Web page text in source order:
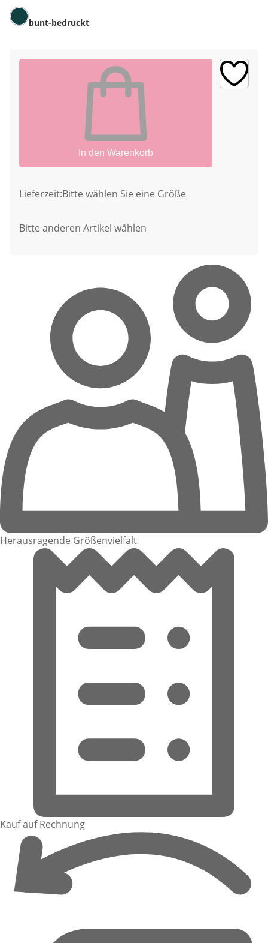
bunt-bedruckt
In den Warenkorb
Lieferzeit:Bitte wählen Sie eine Größe
Bitte anderen Artikel wählen
Herausragende Größenvielfalt
Kauf auf Rechnung